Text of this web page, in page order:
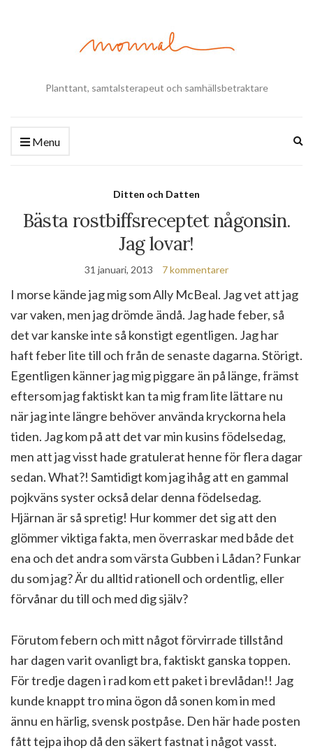
Planttant, samtalsterapeut och samhällsbetraktare
Menu
Ditten och Datten
Bästa rostbiffsreceptet någonsin.
Jag lovar!
31 januari, 2013 7 kommentarer
I morse kände jag mig som Ally McBeal. Jag vet att jag
var vaken, men jag drömde ändå. Jag hade feber, så
det var kanske inte så konstigt egentligen. Jag har
haft feber lite till och från de senaste dagarna. Störigt.
Egentligen känner jag mig piggare än på länge, främst
eftersom jag faktiskt kan ta mig fram lite lättare nu
när jag inte längre behöver använda kryckorna hela
tiden. Jag kom på att det var min kusins födelsedag,
men att jag visst hade gratulerat henne för flera dagar
sedan. What?! Samtidigt kom jag ihåg att en gammal
pojkväns syster också delar denna födelsedag.
Hjärnan är så spretig! Hur kommer det sig att den
glömmer viktiga fakta, men överraskar med både det
ena och det andra som värsta Gubben i Lådan? Funkar
du som jag? Är du alltid rationell och ordentlig, eller
förvånar du till och med dig själv?
Förutom febern och mitt något förvirrade tillstånd
har dagen varit ovanligt bra, faktiskt ganska toppen.
För tredje dagen i rad kom ett paket i brevlådan!! Jag
kunde knappt tro mina ögon då sonen kom in med
ännu en härlig, svensk postpåse. Den här hade posten
fått tejpa ihop då den säkert fastnat i något vasst.